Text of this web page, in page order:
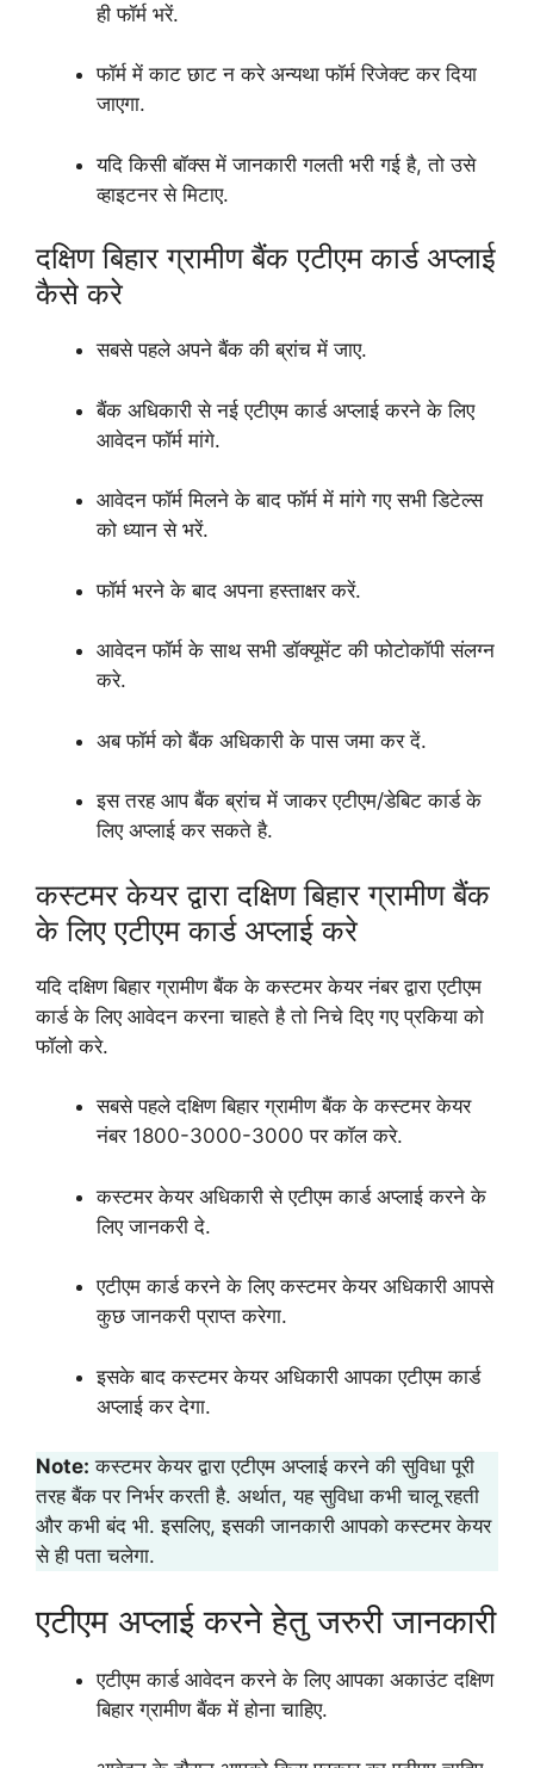
ही फॉर्म भरें.
फॉर्म में काट छाट न करे अन्यथा फॉर्म रिजेक्ट कर दिया
जाएगा.
यदि किसी बॉक्स में जानकारी गलती भरी गई है, तो उसे
व्हाइटनर से मिटाए.
दक्षिण बिहार ग्रामीण बैंक एटीएम कार्ड अप्लाई
कैसे करे
सबसे पहले अपने बैंक की ब्रांच में जाए.
बैंक अधिकारी से नई एटीएम कार्ड अप्लाई करने के लिए
आवेदन फॉर्म मांगे.
आवेदन फॉर्म मिलने के बाद फॉर्म में मांगे गए सभी डिटेल्स
को ध्यान से भरें.
फॉर्म भरने के बाद अपना हस्ताक्षर करें.
आवेदन फॉर्म के साथ सभी डॉक्यूमेंट की फोटोकॉपी संलग्न
करे.
अब फॉर्म को बैंक अधिकारी के पास जमा कर दें.
इस तरह आप बैंक ब्रांच में जाकर एटीएम/डेबिट कार्ड के
लिए अप्लाई कर सकते है.
कस्टमर केयर द्वारा दक्षिण बिहार ग्रामीण बैंक
के लिए एटीएम कार्ड अप्लाई करे
यदि दक्षिण बिहार ग्रामीण बैंक के कस्टमर केयर नंबर द्वारा एटीएम
कार्ड के लिए आवेदन करना चाहते है तो निचे दिए गए प्रकिया को
फॉलो करे.
सबसे पहले दक्षिण बिहार ग्रामीण बैंक के कस्टमर केयर
नंबर 1800-3000-3000 पर कॉल करे.
कस्टमर केयर अधिकारी से एटीएम कार्ड अप्लाई करने के
लिए जानकरी दे.
एटीएम कार्ड करने के लिए कस्टमर केयर अधिकारी आपसे
कुछ जानकरी प्राप्त करेगा.
इसके बाद कस्टमर केयर अधिकारी आपका एटीएम कार्ड
अप्लाई कर देगा.
Note: कस्टमर केयर द्वारा एटीएम अप्लाई करने की सुविधा पूरी
तरह बैंक पर निर्भर करती है. अर्थात, यह सुविधा कभी चालू रहती
और कभी बंद भी. इसलिए, इसकी जानकारी आपको कस्टमर केयर
से ही पता चलेगा.
एटीएम अप्लाई करने हेतु जरुरी जानकारी
एटीएम कार्ड आवेदन करने के लिए आपका अकाउंट दक्षिण
बिहार ग्रामीण बैंक में होना चाहिए.